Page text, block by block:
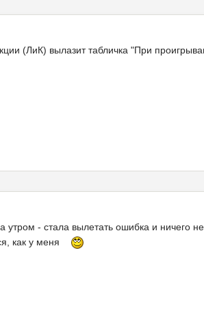
(ЛиК) вылазит табличка "При
- стала вылетать ошибка и ничего
как у меня